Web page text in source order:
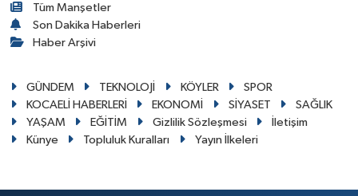
Tüm Manşetler
Son Dakika Haberleri
Haber Arşivi
GÜNDEM TEKNOLOJİ KÖYLER
SPOR
KOCAELİ HABERLERİ
EKONOMİ SİYASET
SAĞLIK
YAŞAM
EĞİTİM Gizlilik Sözleşmesi
İletişim
Künye
Topluluk Kuralları Yayın İlkeleri